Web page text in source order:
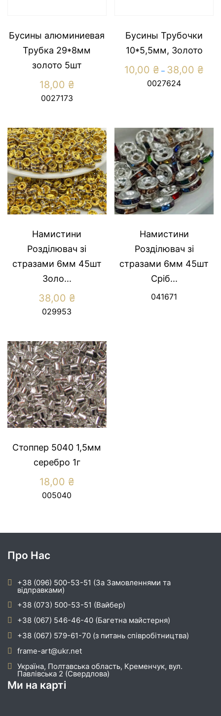
Бусины алюминиевая
Трубка 29*8мм
золото 5шт
18,00 ₴
0027173
Бусины Трубочки
10*5,5мм, Золото
10,00 ₴ – 38,00 ₴
0027624
Намистини
Розділювач зі
стразами 6мм 45шт
Золо...
38,00 ₴
029953
Намистини
Розділювач зі
стразами 6мм 45шт
Сріб...
041671
Стоппер 5040 1,5мм
серебро 1г
18,00 ₴
005040
Про Нас
+38 (096) 500-53-51 (За Замовленнями та
відправками)
+38 (073) 500-53-51 (Вайбер)
+38 (067) 546-46-40 (Багетна майстерня)
+38 (067) 579-61-70 (з питань співробітництва)
frame-art@ukr.net
Україна, Полтавська область, Кременчук, вул.
Павлівська 2 (Свердлова)
Ми на карті